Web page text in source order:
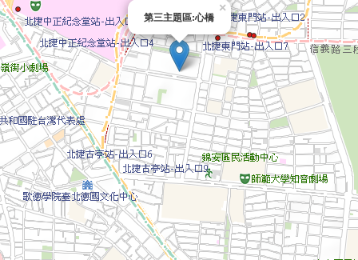
第三主題區:心橋
×